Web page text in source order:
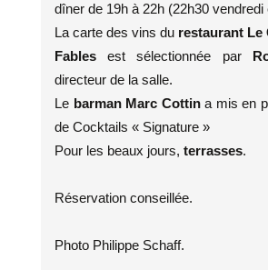
dîner de 19h à 22h (22h30 vendredi
La carte des vins du restaurant Le
Fablesest sélectionnée par
directeur de la salle.
Le barman Marc Cottina mis en
de Cocktails « Signature »
Pour les beaux jours, terrasses.
Réservation conseillée.
Photo Philippe Schaff.